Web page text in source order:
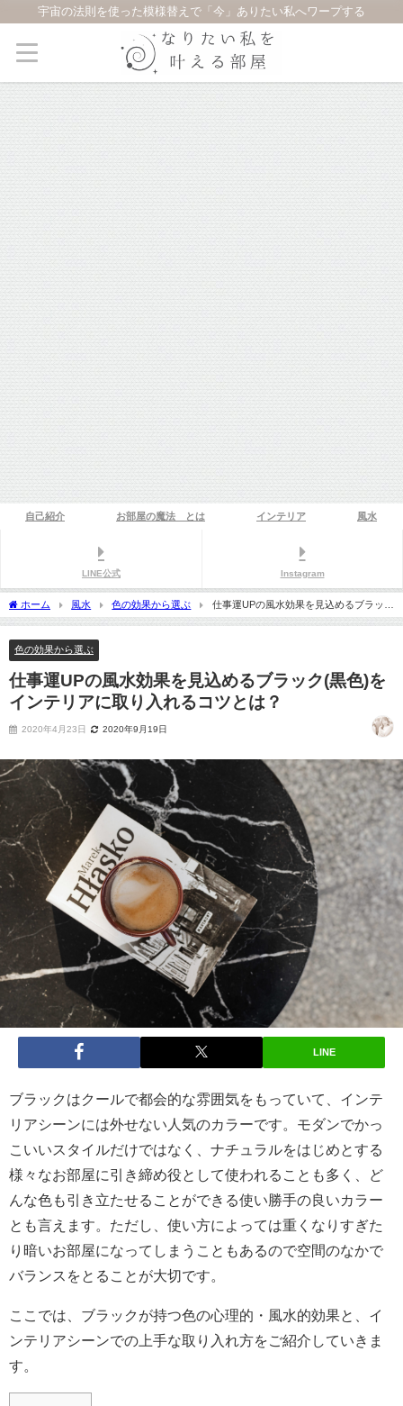
宇宙の法則を使った模様替えで「今」ありたい私へワープする
自己紹介 お部屋の魔法®とは インテリア 風水
LINE公式 Instagram
ホーム 風水 色の効果から選ぶ
仕事運UPの風水効果を見込めるブラック
(黒色)をインテリアに取り入れるコツとは？
色の効果から選ぶ
仕事運UPの風水効果を見込めるブラック(黒色)を
インテリアに取り入れるコツとは？
2020年4月23日 2020年9月19日
LINE
ブラックはクールで都会的な雰囲気をもっていて、インテ
リアシーンには外せない人気のカラーです。モダンでかっ
こいいスタイルだけではなく、ナチュラルをはじめとする
様々なお部屋に引き締め役として使われることも多く、ど
んな色も引き立たせることができる使い勝手の良いカラー
とも言えます。ただし、使い方によっては重くなりすぎた
り暗いお部屋になってしまうこともあるので空間のなかで
バランスをとることが大切です。
ここでは、ブラックが持つ色の心理的・風水的効果と、イ
ンテリアシーンでの上手な取り入れ方をご紹介していきま
す。